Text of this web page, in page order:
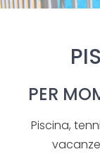
PER
Piscina,